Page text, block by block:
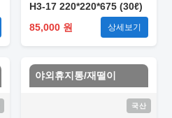
H3-17 220*220*675 (30ℓ)
85,000 원
상세보기
야외휴지통/재떨이
국산